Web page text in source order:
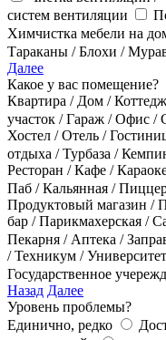
систем вентиляции
Химчистка мебели на
Тараканы / Блохи /
Далее
Какое у вас помещение?
Квартира / Дом /
участок / Гараж / Офис /
Хостел / Отель /
отдыха / Турбаза /
Ресторан / Кафе /
Паб / Кальянная /
Продуктовый магазин /
бар / Парикмахерская /
Пекарня / Аптека /
/ Техникум /
Государственное
Назад Далее
Уровень проблемы?
Единично, редко